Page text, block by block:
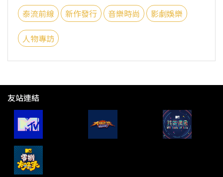
泰流前線 新作發行 音樂時尚 影劇娛樂
人物專訪
友站連結